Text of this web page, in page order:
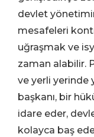
devlet
mesafeleri
uğraşmak ve
zaman alabilir.
ve yerli yerinde
başkanı, bir
idare eder,
kolayca baş